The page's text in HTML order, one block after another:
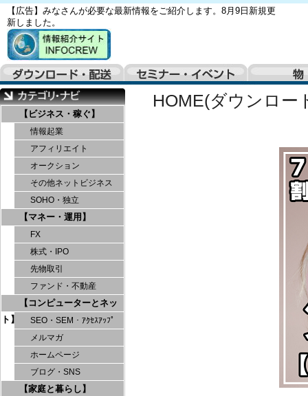
【広告】みなさんが必要な最新情報をご紹介します。8月9日新規更
新しました。
【ビジネス・稼ぐ】
情報起業
アフィリエイト
オークション
その他ネットビジネス
SOHO・独立
【マネー・運用】
FX
株式・IPO
先物取引
ファンド・不動産
【コンピューターとネッ
ト】
SEO・SEM・ｱｸｾｽｱｯﾌﾟ
メルマガ
ホームページ
ブログ・SNS
【家庭と暮らし】
HOME(ダウンロー